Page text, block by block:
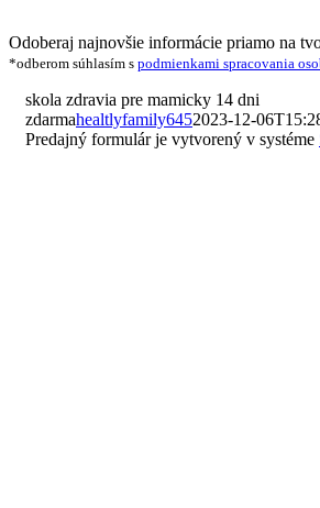
Facebook
Instagram
Email
Odoberaj najnovšie informácie priamo na
*odberom súhlasím s podmienkami spracovania
skola zdravia pre mamicky 14 dni
zdarmahealtlyfamily6452023-12-
Predajný formulár je vytvorený v systéme